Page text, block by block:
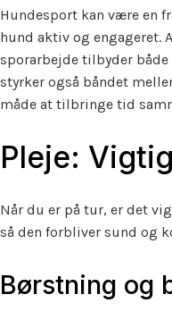
Hundesport kan være en
hund aktiv og engageret.
sporarbejde tilbyder
styrker også båndet
måde at tilbringe tid
Pleje:
Når du er på tur, er det
så den forbliver sund og
Børstning og